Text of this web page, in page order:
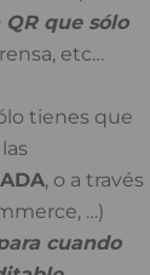
que sólo
etc…
tienes que
ADA, o a través
…)
cuando